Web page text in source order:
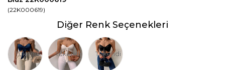
(22K000619)
Diğer Renk Seçenekleri
Tükendi Tükendi Tükendi